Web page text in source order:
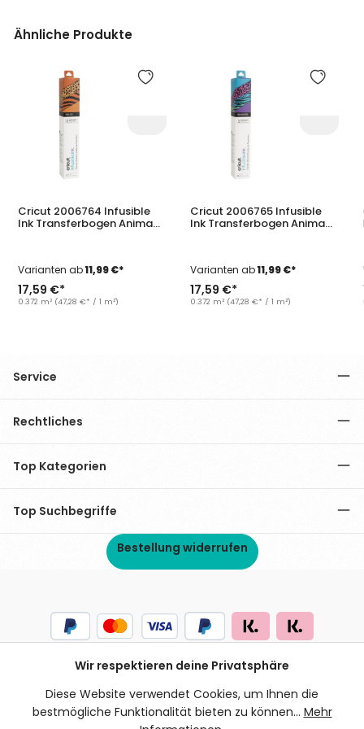
Ähnliche Produkte
Cricut 2006764 Infusible
Ink Transferbogen Animal
0.372 m² (47,28 €* / 1 m²)
Varianten ab11,99 €*
17,59 €*
Cricut 2006765 Infusible
Ink Transferbogen Animal
0.372 m² (47,28 €* / 1 m²)
Varianten ab11,99 €*
17,59 €*
Service
Rechtliches
Top Kategorien
Top Suchbegriffe
Bestellung widerrufen
Wir respektieren deine Privatsphäre
Diese Website verwendet Cookies, um Ihnen die
bestmögliche Funktionalität bieten zu können... Mehr